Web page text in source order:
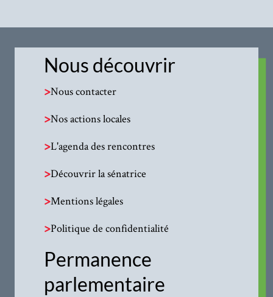
Nous découvrir
>Nous contacter
>Nos actions locales
>L'agenda des rencontres
>Découvrir la sénatrice
>Mentions légales
>Politique de confidentialité
Permanence
parlementaire